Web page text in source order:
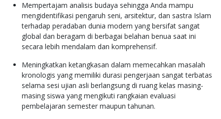
Mempertajam analisis budaya sehingga Anda mampu
mengidentifikasi pengaruh seni, arsitektur, dan sastra Islam
terhadap peradaban dunia modern yang bersifat sangat
global dan beragam di berbagai belahan benua saat ini
secara lebih mendalam dan komprehensif.
Meningkatkan ketangkasan dalam memecahkan masalah
kronologis yang memiliki durasi pengerjaan sangat terbatas
selama sesi ujian asli berlangsung di ruang kelas masing-
masing siswa yang mengikuti rangkaian evaluasi
pembelajaran semester maupun tahunan.